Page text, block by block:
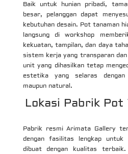
Baik untuk hunian pribadi,
besar, pelanggan dapat
kebutuhan desain. Pot tanaman
langsung di workshop
kekuatan, tampilan, dan daya
sistem kerja yang transparan
unit yang dihasilkan tetap
estetika yang selaras
maupun natural.
Lokasi Pabrik Pot
Pabrik resmi Arimata Gallery
dengan fasilitas lengkap
dibuat dengan kualitas